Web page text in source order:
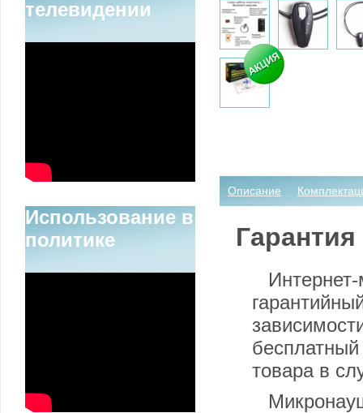
Описание
Гарантия
товара в
телевидении
Использование в
политике